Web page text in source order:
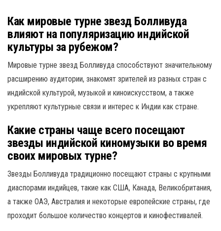
Как мировые турне звезд Болливуда
влияют на популяризацию индийской
культуры за рубежом?
Мировые турне звезд Болливуда способствуют значительному
расширению аудитории, знакомят зрителей из разных стран с
индийской культурой, музыкой и киноискусством, а также
укрепляют культурные связи и интерес к Индии как стране.
Какие страны чаще всего посещают
звезды индийской киномузыки во время
своих мировых турне?
Звезды Болливуда традиционно посещают страны с крупными
диаспорами индийцев, такие как США, Канада, Великобритания,
а также ОАЭ, Австралия и некоторые европейские страны, где
проходит большое количество концертов и кинофестивалей.